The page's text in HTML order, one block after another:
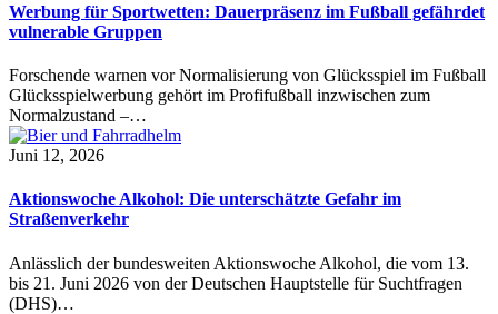
Werbung für Sportwetten: Dauerpräsenz im Fußball gefährdet
vulnerable Gruppen
Forschende warnen vor Normalisierung von Glücksspiel im Fußball
Glücksspielwerbung gehört im Profifußball inzwischen zum
Normalzustand –…
Juni 12, 2026
Aktionswoche Alkohol: Die unterschätzte Gefahr im
Straßenverkehr
Anlässlich der bundesweiten Aktionswoche Alkohol, die vom 13.
bis 21. Juni 2026 von der Deutschen Hauptstelle für Suchtfragen
(DHS)…